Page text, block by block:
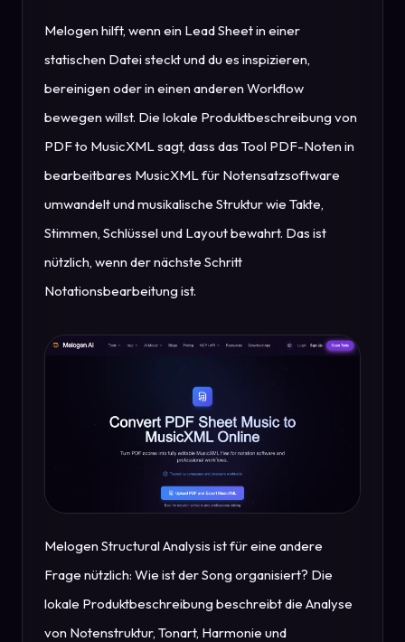
Melogen hilft, wenn ein Lead Sheet in einer
statischen Datei steckt und du es inspizieren,
bereinigen oder in einen anderen Workflow
bewegen willst. Die lokale Produktbeschreibung von
PDF to MusicXML sagt, dass das Tool PDF-Noten in
bearbeitbares MusicXML für Notensatzsoftware
umwandelt und musikalische Struktur wie Takte,
Stimmen, Schlüssel und Layout bewahrt. Das ist
nützlich, wenn der nächste Schritt
Notationsbearbeitung ist.
Melogen Structural Analysis ist für eine andere
Frage nützlich: Wie ist der Song organisiert? Die
lokale Produktbeschreibung beschreibt die Analyse
von Notenstruktur, Tonart, Harmonie und